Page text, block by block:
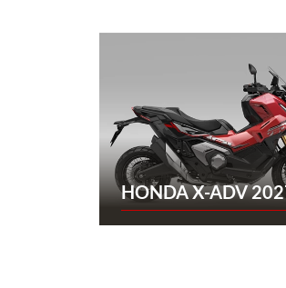
HONDA X-ADV